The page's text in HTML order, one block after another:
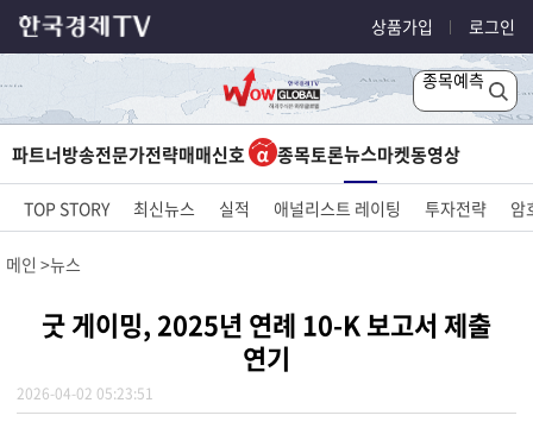
상품가입 로그인
종목예측
파트너방송전문가전략매매신호 종목토론뉴스마켓동영상
TOP STORY 최신뉴스 실적 애널리스트 레이팅 투자전략 암
메인 뉴스
굿 게이밍, 2025년 연례 10-K 보고서 제출
연기
2026-04-02 05:23:51